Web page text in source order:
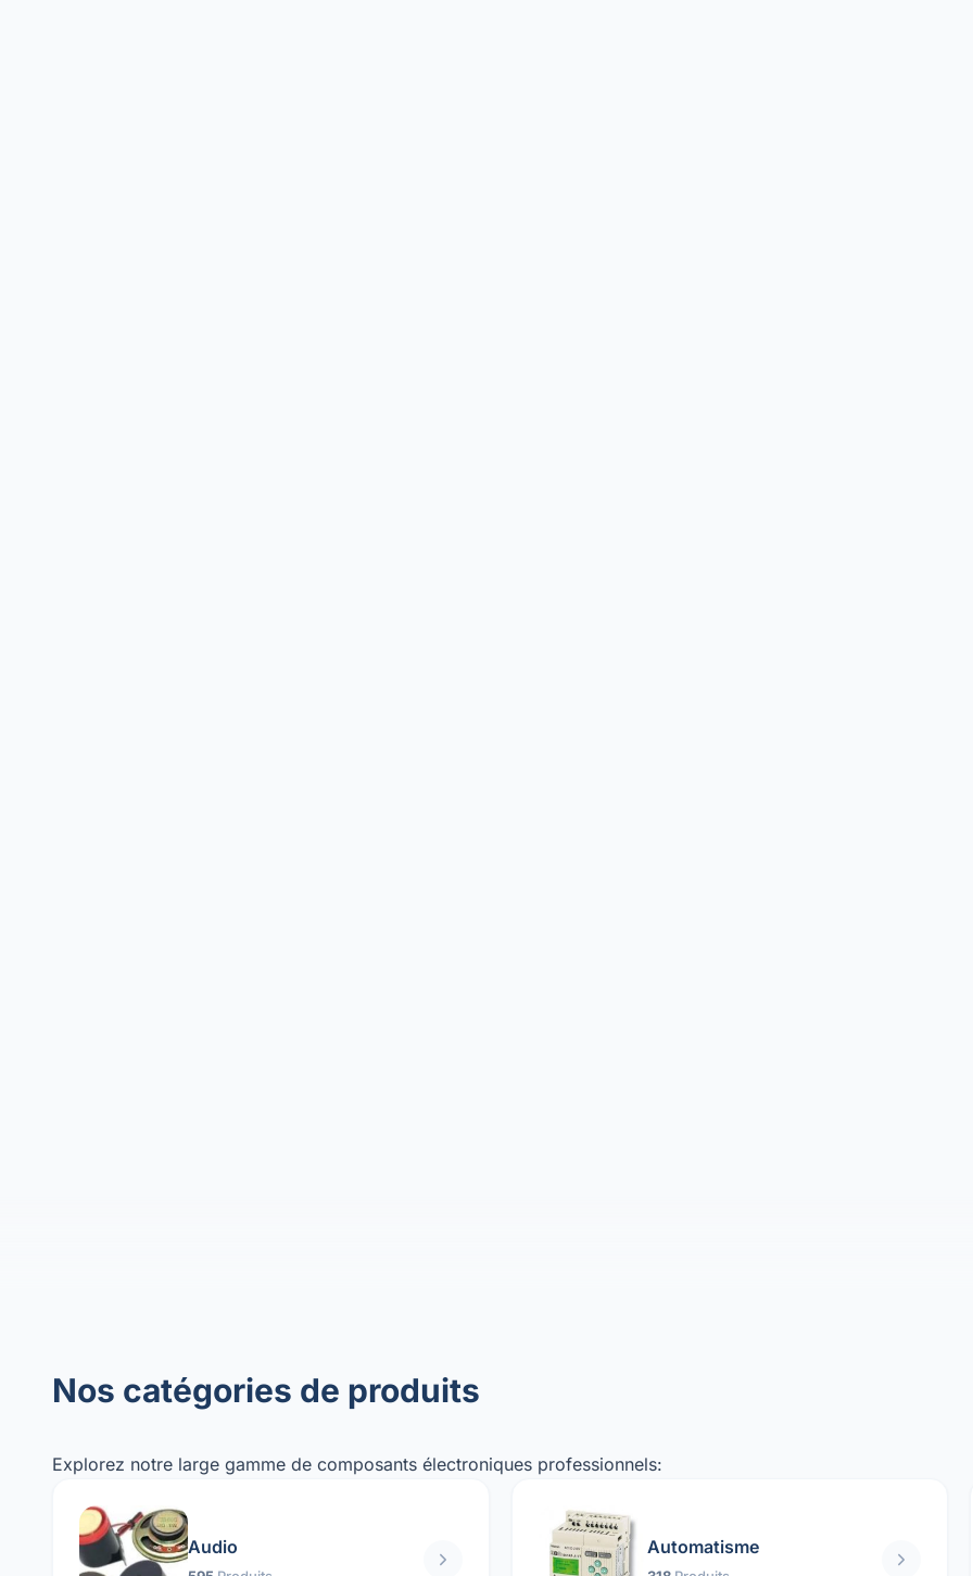
Nos catégories de produits
Explorez notre large gamme de composants électroniques professionnels:
Audio Automatisme